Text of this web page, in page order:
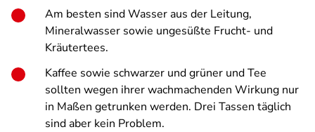
Am besten sind Wasser aus der Leitung,
Mineralwasser sowie ungesüßte Frucht- und
Kräutertees.
Kaffee sowie schwarzer und grüner und Tee
sollten wegen ihrer wachmachenden Wirkung nur
in Maßen getrunken werden. Drei Tassen täglich
sind aber kein Problem.